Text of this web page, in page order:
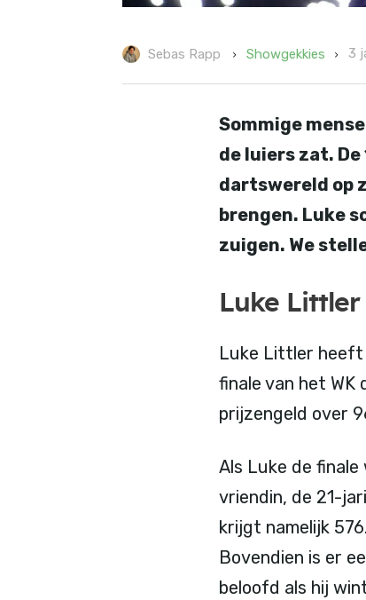
Sebas Rapp Showgekkies 3
Sommige
de luiers zat.
dartswereld op
brengen. Luke
zuigen. We
Luke
Luke Littler heeft
finale van het
prijzengeld over
Als Luke de
vriendin, de 21-
krijgt namelijk
Bovendien is er
beloofd als hij